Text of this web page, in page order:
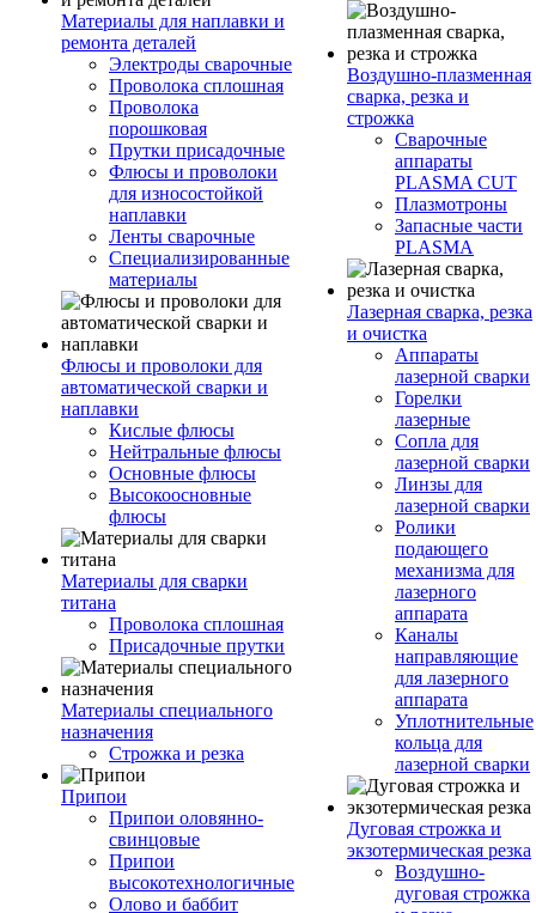
Материалы для наплавки и
ремонта деталей
Электроды сварочные
Проволока сплошная
Проволока
порошковая
Прутки присадочные
Флюсы и проволоки
для износостойкой
наплавки
Ленты сварочные
Специализированные
материалы
Флюсы и проволоки для
автоматической сварки и
наплавки
Кислые флюсы
Нейтральные флюсы
Основные флюсы
Высокоосновные
флюсы
Материалы для сварки
титана
Проволока сплошная
Присадочные прутки
Материалы специального
назначения
Строжка и резка
Припои
Припои оловянно-
свинцовые
Припои
высокотехнологичные
Олово и баббит
Воздушно-плазменная
сварка, резка и
строжка
Сварочные
аппараты
PLASMA CUT
Плазмотроны
Запасные части
PLASMA
Лазерная сварка, резка
и очистка
Аппараты
лазерной сварки
Горелки
лазерные
Сопла для
лазерной сварки
Линзы для
лазерной сварки
Ролики
подающего
механизма для
лазерного
аппарата
Каналы
направляющие
для лазерного
аппарата
Уплотнительные
кольца для
лазерной сварки
Дуговая строжка и
экзотермическая резка
Воздушно-
дуговая строжка